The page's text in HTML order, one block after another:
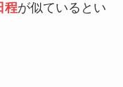
程が似ているとい